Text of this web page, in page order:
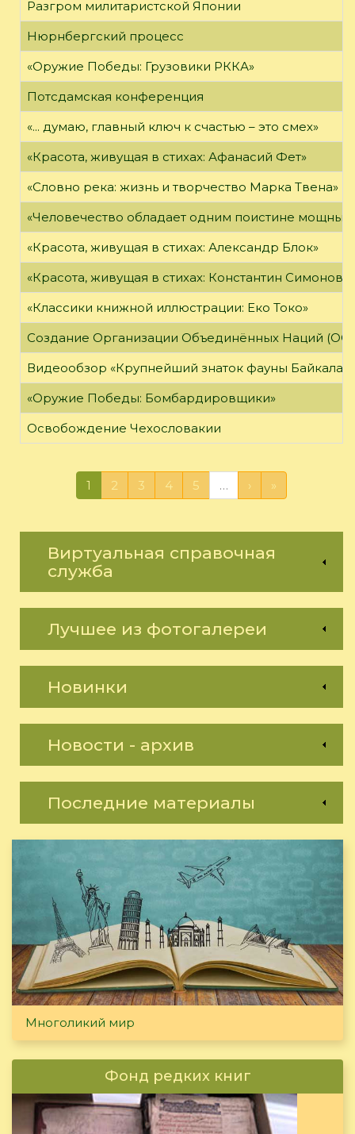
Разгром милитаристской Японии
Нюрнбергский процесс
«Оружие Победы: Грузовики РККА»
Потсдамская конференция
«... думаю, главный ключ к счастью – это смех»
«Красота, живущая в стихах: Афанасий Фет»
«Словно река: жизнь и творчество Марка Твена»
«Человечество обладает одним поистине
«Красота, живущая в стихах: Александр Блок»
«Красота, живущая в стихах: Константин Симонов»
«Классики книжной иллюстрации: Еко Токо»
Создание Организации Объединённых Наций
Видеообзор «Крупнейший знаток фауны Байкала»
«Оружие Победы: Бомбардировщики»
Освобождение Чехословакии
1 2 3 4 5 … › »
Виртуальная справочная
служба
Лучшее из фотогалереи
Новинки
Новости - архив
Последние материалы
Многоликий мир
Фонд редких книг